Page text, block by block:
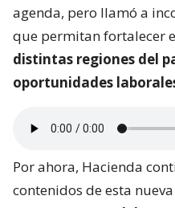
agenda, pero llamó a
que permitan fortalecer
distintas regiones del
oportunidades
Por ahora, Hacienda
contenidos de esta